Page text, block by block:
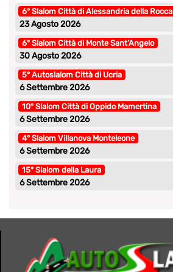
6° Slalom Città di Alessandria della Rocca
23 Agosto 2026
6° Slalom Città di Monte Sant’Angelo
30 Agosto 2026
5° Autoslalom Città di Ucria
6 Settembre 2026
10° Slalom Città di Oppido Mamertina
6 Settembre 2026
4° Slalom Villanova Monteleone
6 Settembre 2026
15° Slalom della Laura
6 Settembre 2026